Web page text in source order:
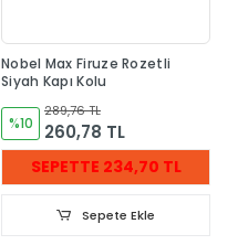
Nobel Max Firuze Rozetli
Siyah Kapı Kolu
%10
289,76 TL
260,78 TL
SEPETTE 234,70 TL
Sepete Ekle